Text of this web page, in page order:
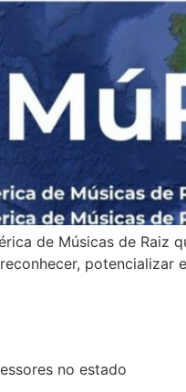
de Músicas de Raiz
potencializar
no estado